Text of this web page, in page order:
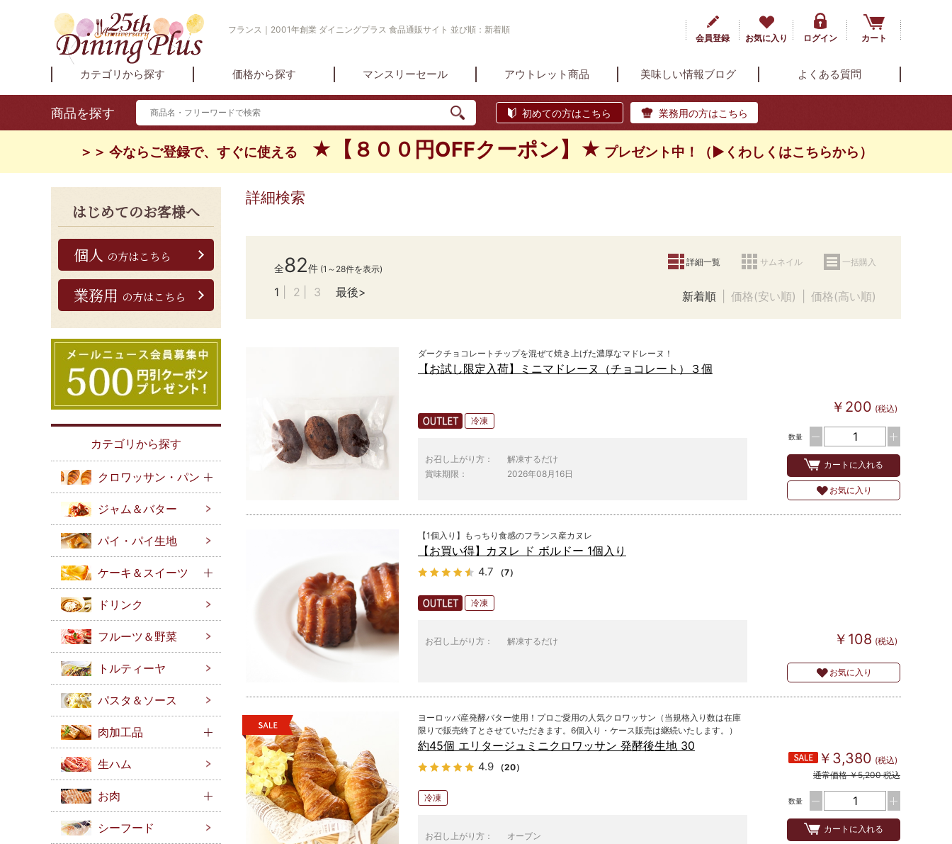
フランス｜2001年創業 ダイニングプラス 食品通販サイト 並び順：新着順
会員登録
お気に入り ログイン カート
カテゴリから探す 価格から探す マンスリーセール アウトレット商品 美味しい情報ブログ よくある質問
商品を探す 初めての方はこちら 業務用の方はこちら
＞＞ 今ならご登録で、すぐに使える ★【８００円OFFクーポン】★ プレゼント中！（▶くわしくはこちらから）
はじめてのお客様へ
個人 の方はこちら
業務用 の方はこちら
カテゴリから探す
クロワッサン・パン
ジャム＆バター
パイ・パイ生地
ケーキ＆スイーツ
ドリンク
フルーツ＆野菜
トルティーヤ
パスタ＆ソース
肉加工品
生ハム
お肉
シーフード
詳細検索
全82件 (1～28件を表示)
1 2 3 最後
詳細一覧 サムネイル 一括購入
新着順 価格(安い順) 価格(高い順)
ダークチョコレートチップを混ぜて焼き上げた濃厚なマドレーヌ！
【お試し限定入荷】ミニマドレーヌ（チョコレート）３個
冷凍
お召し上がり方：
解凍するだけ
賞味期限：
2026年08月16日
￥200 (税込)
数量
カートに入れる
お気に入り
【1個入り】もっちり食感のフランス産カヌレ
【お買い得】カヌレ ド ボルドー 1個入り
4.7 （7）
冷凍
お召し上がり方： 解凍するだけ ￥108 (税込)
お気に入り
ヨーロッパ産発酵バター使用！プロご愛用の人気クロワッサン（当規格入り数は在庫
限りで販売終了とさせていただきます。6個入り・ケース販売は継続いたします。）
約45個 エリタージュミニクロワッサン 発酵後生地 30
4.9 （20）
冷凍
お召し上がり方：
オーブン
￥3,380 (税込)
通常価格 ￥5,200 税込
数量
カートに入れる